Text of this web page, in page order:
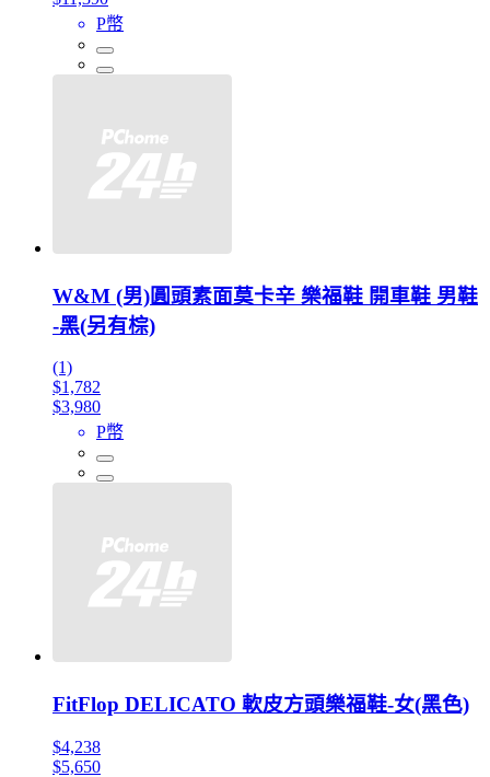
P幣
W&M (男)圓頭素面莫卡辛 樂福鞋 開車鞋 男鞋
-黑(另有棕)
(1)
$1,782
$3,980
P幣
FitFlop DELICATO 軟皮方頭樂福鞋-女(黑色)
$4,238
$5,650